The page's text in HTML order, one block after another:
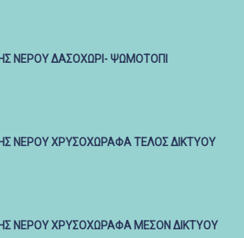
ΝΕΡΟΥ ΔΑΣΟΧΩΡΙ- ΨΩΜΟΤΟΠΙ
ΝΕΡΟΥ ΧΡΥΣΟΧΩΡΑΦΑ ΤΕΛΟΣ ΔΙΚΤΥΟΥ
ΝΕΡΟΥ ΧΡΥΣΟΧΩΡΑΦΑ ΜΕΣΟΝ ΔΙΚΤΥΟΥ